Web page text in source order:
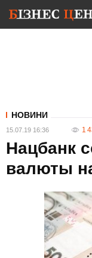
НОВИНИ
15.07.19 16:36 1
Нацбанк
валюты